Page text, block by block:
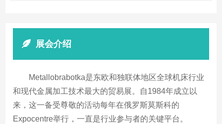
展会介绍
Metallobrabotka是东欧和独联体地区全球机床行业
和现代金属加工技术最大的贸易展。自1984年成立以
来，这一备受尊敬的活动每年在俄罗斯莫斯科的
Expocentre举行，一直是行业参与者的关键平台。